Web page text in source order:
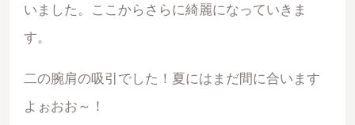
いました。ここからさらに綺麗になっていきま
す。
二の腕肩の吸引でした！夏にはまだ間に合います
よぉおお～！